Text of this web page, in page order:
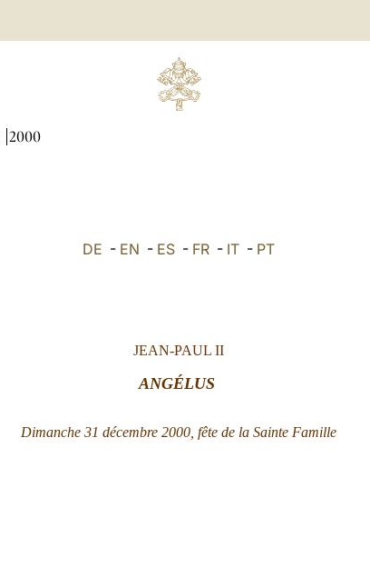
2000
DE - EN - ES - FR - IT - PT
JEAN-PAUL II
ANGÉLUS
Dimanche 31 décembre 2000, fête de la Sainte Famille